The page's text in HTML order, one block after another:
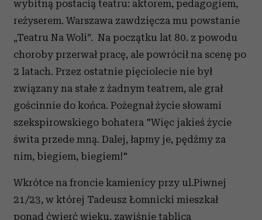
wybitną postacią teatru: aktorem, pedagogiem,
reżyserem. Warszawa zawdzięcza mu powstanie
„Teatru Na Woli”. Na początku lat 80. z powodu
choroby przerwał pracę, ale powrócił na scenę po
2 latach. Przez ostatnie pięciolecie nie był
związany na stałe z żadnym teatrem, ale grał
gościnnie do końca. Pożegnał życie słowami
szekspirowskiego bohatera "Więc jakieś życie
świta przede mną. Dalej, łapmy je, pędźmy za
nim, biegiem, biegiem!"
Wkrótce na froncie kamienicy przy ul.Piwnej
21/23, w której Tadeusz Łomnicki mieszkał
ponad ćwierć wieku, zawiśnie tablica